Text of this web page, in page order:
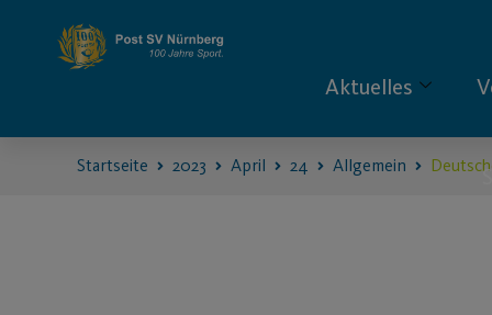
Aktuelles
Startseite 2023 April 24 Allgemein